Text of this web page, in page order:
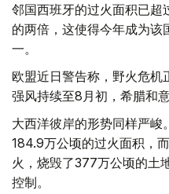
邻国西班牙的过火面积已超
的两倍，这使得今年成为该
一。
欧盟近日警告称，野火危机
强风持续至8月初，希腊和
大西洋彼岸的形势同样严峻
184.9万公顷的过火面积，
火，烧毁了377万公顷的土
控制。